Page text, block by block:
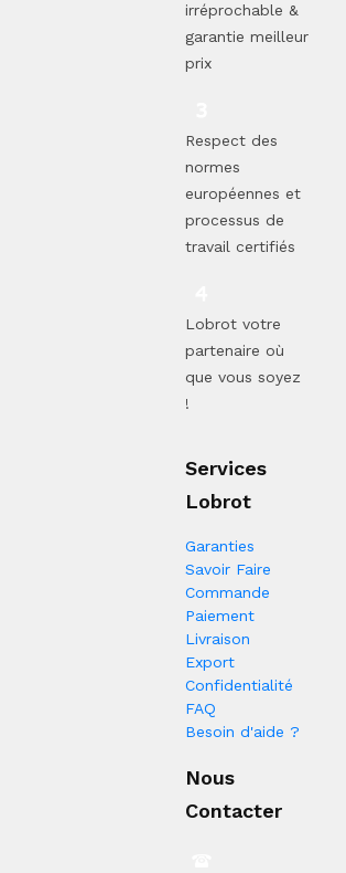
irréprochable &
garantie meilleur
prix
Respect des
normes
européennes et
processus de
travail certifiés
Lobrot votre
partenaire où
que vous soyez
!
Services
Lobrot
Garanties
Savoir Faire
Commande
Paiement
Livraison
Export
Confidentialité
FAQ
Besoin d'aide ?
Nous
Contacter